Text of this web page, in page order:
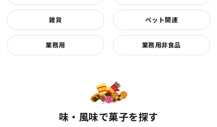
雑貨 ペット関連
業務用 業務用非食品
味・風味で菓子を探す